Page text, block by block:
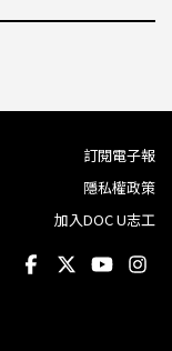
訂閱電子報
隱私權政策
加入DOC U志工